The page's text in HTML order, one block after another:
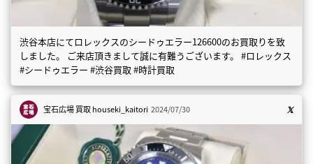
渋谷本店にてロレックスのシードゥエラー126600のお買取りを致
しました。 ご来店頂きまして誠に有難うございます。 #ロレックス
#シードゥエラー #渋谷買取 #時計買取
宝石広場 買取houseki_kaitori 2024/07/30